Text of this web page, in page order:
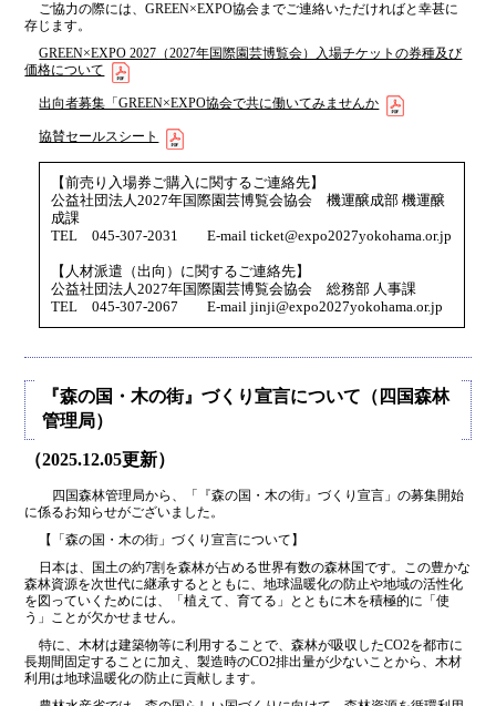
ご協力の際には、GREEN×EXPO協会までご連絡いただければと幸甚に
存じます。
GREEN×EXPO 2027（2027年国際園芸博覧会）入場チケットの券種及び
価格について
出向者募集「GREEN×EXPO協会で共に働いてみませんか
協賛セールスシート
【前売り入場券ご購入に関するご連絡先】
公益社団法人2027年国際園芸博覧会協会 機運醸成部 機運醸
成課
TEL 045-307-2031 E-mail ticket@expo2027yokohama.or.jp
【人材派遣（出向）に関するご連絡先】
公益社団法人2027年国際園芸博覧会協会 総務部 人事課
TEL 045-307-2067 E-mail jinji@expo2027yokohama.or.jp
『森の国・木の街』づくり宣言について（四国森林
管理局）
（2025.12.05更新）
四国森林管理局から、「『森の国・木の街』づくり宣言」の募集開始
に係るお知らせがございました。
【「森の国・木の街」づくり宣言について】
日本は、国土の約7割を森林が占める世界有数の森林国です。この豊かな
森林資源を次世代に継承するとともに、地球温暖化の防止や地域の活性化
を図っていくためには、「植えて、育てる」とともに木を積極的に「使
う」ことが欠かせません。
特に、木材は建築物等に利用することで、森林が吸収したCO2を都市に
長期間固定することに加え、製造時のCO2排出量が少ないことから、木材
利用は地球温暖化の防止に貢献します。